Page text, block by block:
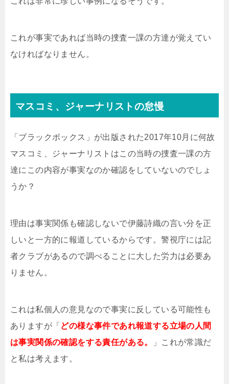
これが事実であれば当時の捜査一課の方達が覚えてい
なければなりません。
マスコミ、ジャーナリストの怠慢
「ブラックボックス」が出版された2017年10月に何故
マスコミ、ジャーナリストはこの当時の捜査一課の方
達にこの内容が事実なのか確認をしていないのでしょ
うか？
理由は事実関係も確認しないで伊藤詩織の言い分を正
しいと一方的に報道しているからです。警視庁には記
者クラブがあるので調べることに大した労力は必要あ
りません。
これは私個人の意見なので事実に反している可能性も
ありますが「 どの様な事件であれ報道する立場の人間
は事実関係の確認をする責任がある。
」これが常識だ
と私は考えます。